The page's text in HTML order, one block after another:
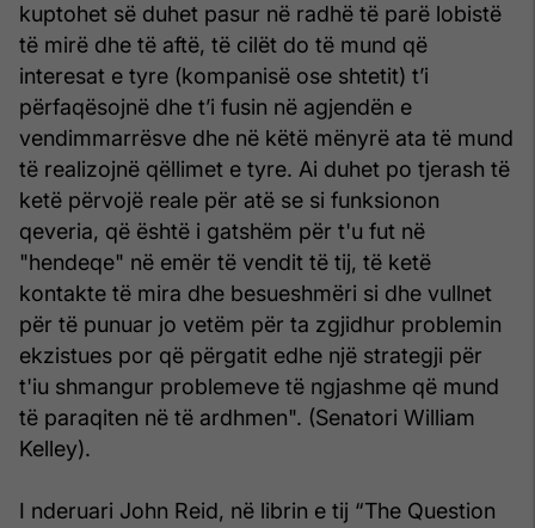
kuptohet së duhet pasur në radhë të parë lobistë
të mirë dhe të aftë, të cilët do të mund që
interesat e tyre (kompanisë ose shtetit) t’i
përfaqësojnë dhe t’i fusin në agjendën e
vendimmarrësve dhe në këtë mënyrë ata të mund
të realizojnë qëllimet e tyre. Ai duhet po tjerash të
ketë përvojë reale për atë se si funksionon
qeveria, që është i gatshëm për t'u fut në
"hendeqe" në emër të vendit të tij, të ketë
kontakte të mira dhe besueshmëri si dhe vullnet
për të punuar jo vetëm për ta zgjidhur problemin
ekzistues por që përgatit edhe një strategji për
t'iu shmangur problemeve të ngjashme që mund
të paraqiten në të ardhmen". (Senatori William
Kelley).
I nderuari John Reid, në librin e tij “The Question